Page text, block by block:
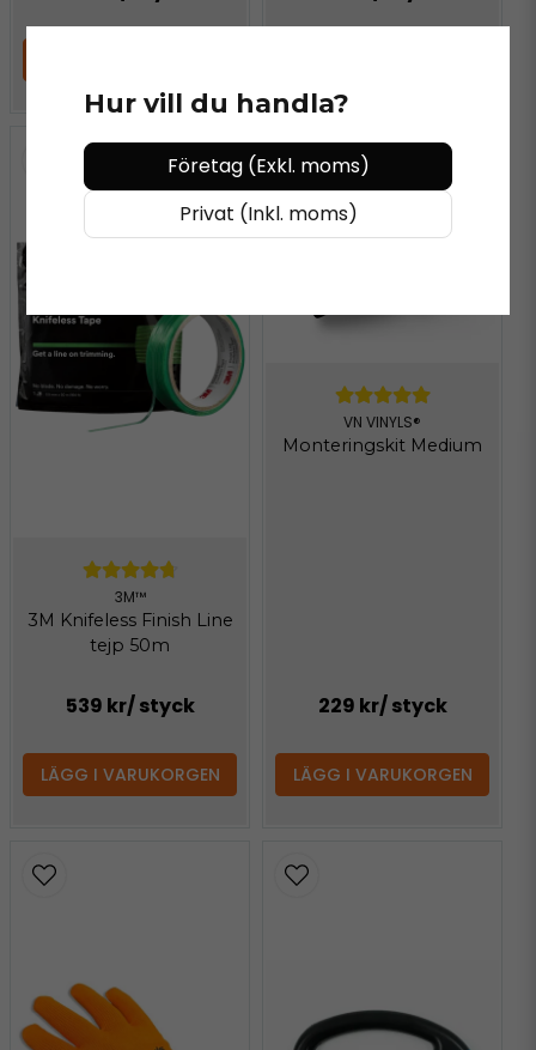
3M™
3M Knifeless Finish Line
tejp 50m
539 kr/ styck
LÄGG I VARUKORGEN
VN VINYLS®
Monteringskit Medium
229 kr/ styck
LÄGG I VARUKORGEN
Hur vill du handla?
Företag (Exkl. moms)
Privat (Inkl. moms)